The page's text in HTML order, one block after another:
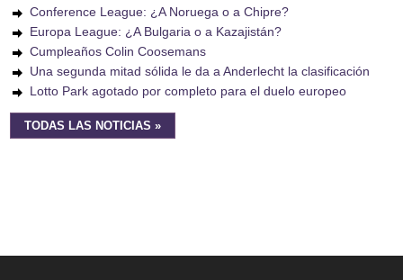
Conference League: ¿A Noruega o a Chipre?
Europa League: ¿A Bulgaria o a Kazajistán?
Cumpleaños Colin Coosemans
Una segunda mitad sólida le da a Anderlecht la clasificación
Lotto Park agotado por completo para el duelo europeo
TODAS LAS NOTICIAS »